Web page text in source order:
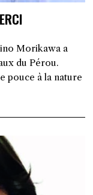
Morikawa a
du Pérou.
pouce à la nature